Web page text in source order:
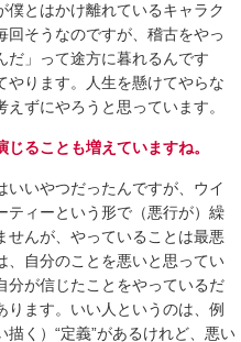
とはかけ離れているキャラク
回そうなのですが、稽古をやっ
だ」って途方に暮れるんです
やります。人生を懸けてやらな
ずにやろうと思っています。
ることも増えていますね。
いやつだったんですが、ウイ
ティーという形で（悪行が）繰
せんが、やっていることは最悪
、自分のことを悪いと思ってい
分が信じたことをやっているだ
ます。いい人というのは、例
く）“定義”があるけれど、悪い